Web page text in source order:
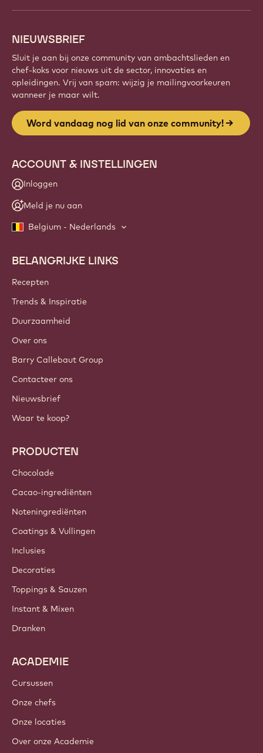
NIEUWSBRIEF
Sluit je aan bij onze community van ambachtslieden en
chef-koks voor nieuws uit de sector, innovaties en
opleidingen. Vrij van spam: wijzig je mailingvoorkeuren
wanneer je maar wilt.
Word vandaag nog lid van onze community!
ACCOUNT & INSTELLINGEN
Inloggen
Meld je nu aan
Belgium - Nederlands
Footer
Callebaut
BELANGRIJKE LINKS
Recepten
Trends & Inspiratie
Duurzaamheid
Over ons
Barry Callebaut Group
Contacteer ons
Nieuwsbrief
Waar te koop?
PRODUCTEN
Chocolade
Cacao-ingrediënten
Noteningrediënten
Coatings & Vullingen
Inclusies
Decoraties
Toppings & Sauzen
Instant & Mixen
Dranken
ACADEMIE
Cursussen
Onze chefs
Onze locaties
Over onze Academie